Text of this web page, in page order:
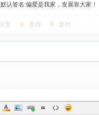
默认签名:偏爱是我家，发展靠大家
回复 支持 反对